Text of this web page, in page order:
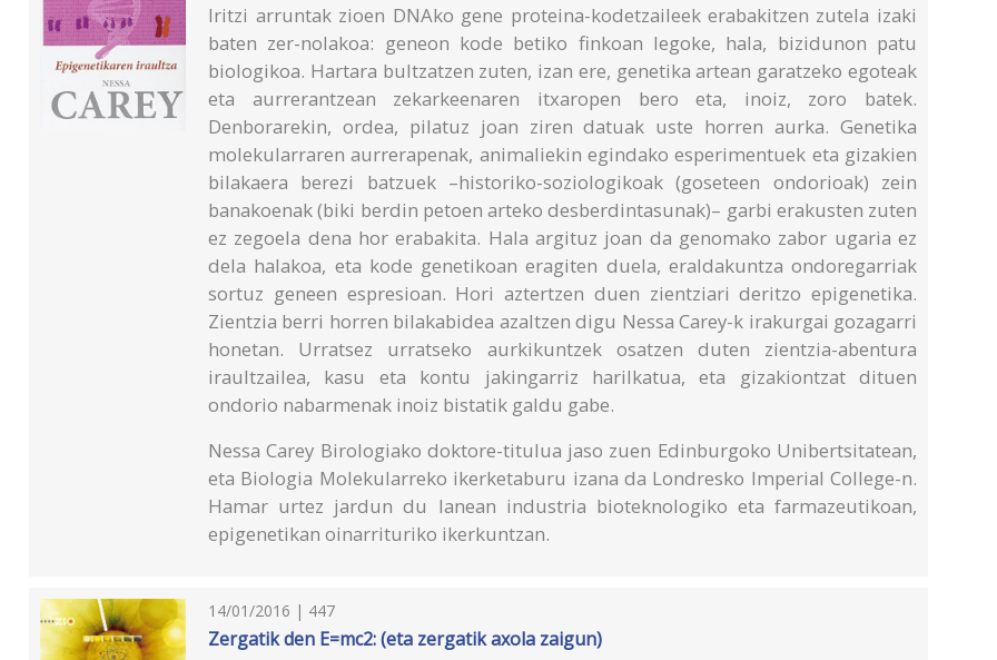
Iritzi arruntak zioen DNAko gene proteina-kodetzaileek erabakitzen zutela izaki
baten zer-nolakoa: geneon kode betiko finkoan legoke, hala, bizidunon patu
biologikoa. Hartara bultzatzen zuten, izan ere, genetika artean garatzeko egoteak
eta aurrerantzean zekarkeenaren itxaropen bero eta, inoiz, zoro batek.
Denborarekin, ordea, pilatuz joan ziren datuak uste horren aurka. Genetika
molekularraren aurrerapenak, animaliekin egindako esperimentuek eta gizakien
bilakaera berezi batzuek –historiko-soziologikoak (goseteen ondorioak) zein
banakoenak (biki berdin petoen arteko desberdintasunak)– garbi erakusten zuten
ez zegoela dena hor erabakita. Hala argituz joan da genomako zabor ugaria ez
dela halakoa, eta kode genetikoan eragiten duela, eraldakuntza ondoregarriak
sortuz geneen espresioan. Hori aztertzen duen zientziari deritzo epigenetika.
Zientzia berri horren bilakabidea azaltzen digu Nessa Carey-k irakurgai gozagarri
honetan. Urratsez urratseko aurkikuntzek osatzen duten zientzia-abentura
iraultzailea, kasu eta kontu jakingarriz harilkatua, eta gizakiontzat dituen
ondorio nabarmenak inoiz bistatik galdu gabe.
Nessa Carey Birologiako doktore-titulua jaso zuen Edinburgoko Unibertsitatean,
eta Biologia Molekularreko ikerketaburu izana da Londresko Imperial College-n.
Hamar urtez jardun du lanean industria bioteknologiko eta farmazeutikoan,
epigenetikan oinarrituriko ikerkuntzan.
14/01/2016 | 447
Zergatik den E=mc2: (eta zergatik axola zaigun)